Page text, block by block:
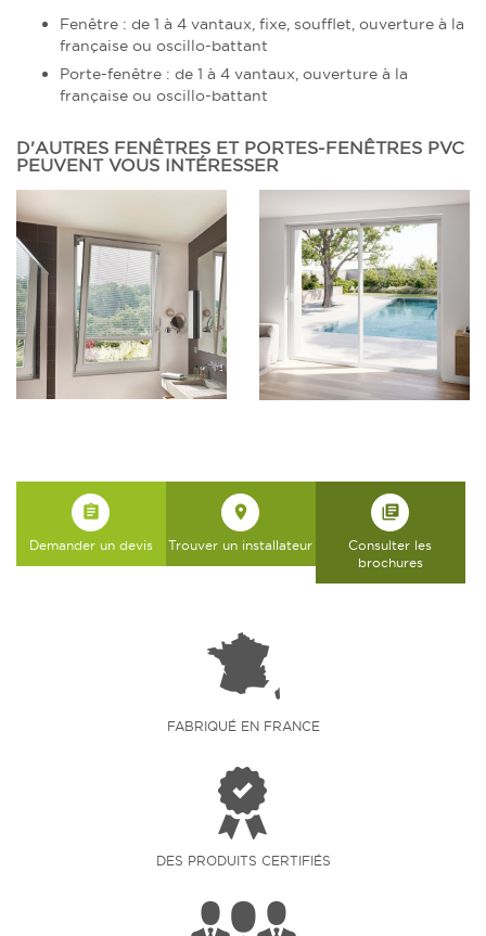
Fenêtre : de 1 à 4 vantaux, fixe, soufflet, ouverture à la
française ou oscillo-battant
Porte-fenêtre : de 1 à 4 vantaux, ouverture à la
française ou oscillo-battant
D'AUTRES FENÊTRES ET PORTES-FENÊTRES PVC
PEUVENT VOUS INTÉRESSER
assignment
Demander un devis
place
Trouver un installateur
library_books
Consulter les
brochures
FABRIQUÉ EN FRANCE
DES PRODUITS CERTIFIÉS